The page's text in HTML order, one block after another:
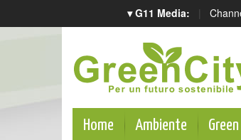
▾ G11 Media: |
Home Ambiente